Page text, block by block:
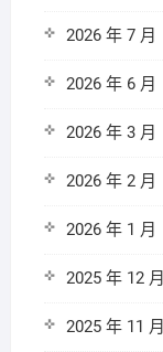
2026 年 7 月
2026 年 6 月
2026 年 3 月
2026 年 2 月
2026 年 1 月
2025 年 12 月
2025 年 11 月